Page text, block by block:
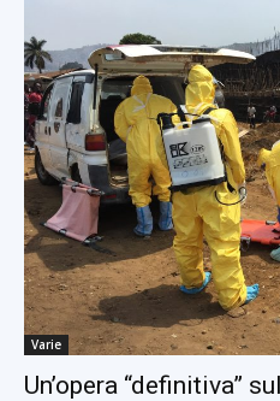
Varie
Un’opera “definitiva”